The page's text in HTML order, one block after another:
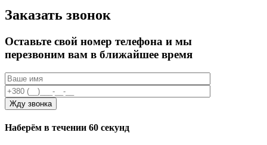
Заказать звонок
Оставьте свой номер телефона и мы
перезвоним вам в ближайшее время
Наберём в течении 60 секунд